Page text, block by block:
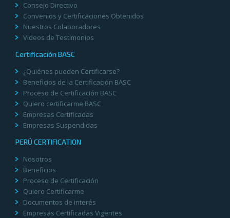
Consejo Directivo
Convenios y Certificaciones Obtenidos
Nuestros Colaboradores
Videos de Testimonios
Certificación BASC
¿Quiénes pueden Certificarse?
Beneficios de la Certificación BASC
Proceso de Certificación BASC
Quiero certificarme BASC
Empresas Certificadas
Empresas Suspendidas
PERÚ CERTIFICATION
Nosotros
Beneficios
Proceso de Certificación
Quiero Certificarme
Documentos de interés
Empresas Certificadas Vigentes